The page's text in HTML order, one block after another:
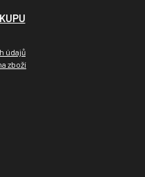
údajů
zboží